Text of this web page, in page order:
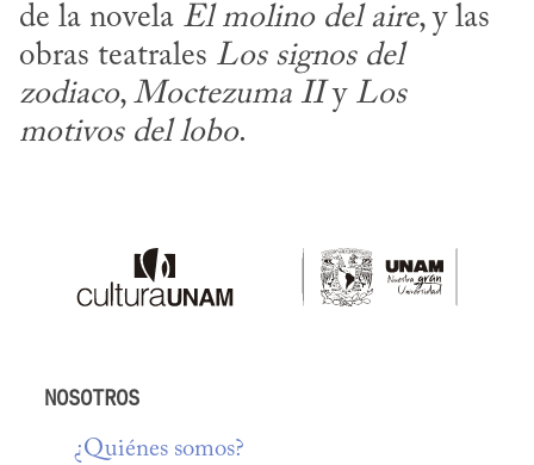
de la novela El molino del aire, y las
obras teatrales Los signos del
zodiaco, Moctezuma II y Los
motivos del lobo.
NOSOTROS
¿Quiénes somos?